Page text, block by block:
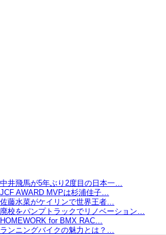
中井飛馬が5年ぶり2度目の日本一…
JCF AWARD MVPは杉浦佳子…
佐藤水菜がケイリンで世界王者…
廃校をパンプトラックでリノベーション…
HOMEWORK for BMX RAC…
ランニングバイクの魅力とは？…